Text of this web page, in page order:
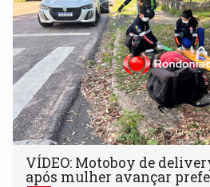
VÍDEO: Motoboy de
após mulher avançar